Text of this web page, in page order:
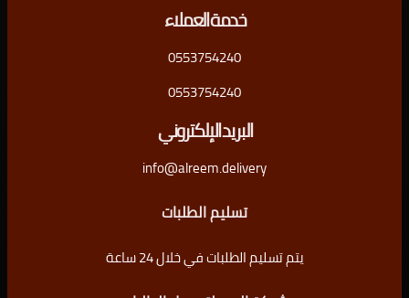
خدمة العملاء
0553754240
0553754240
البريد الإلكتروني
info@alreem.delivery
تسليم الطلبات
يتم تسليم الطلبات في خلال 24 ساعة